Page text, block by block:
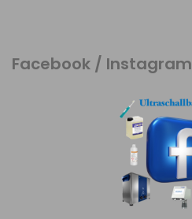
Facebook / Instagram